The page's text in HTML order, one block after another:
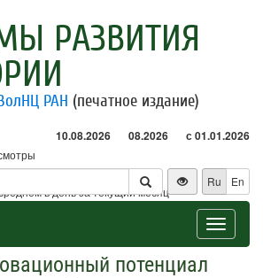
РАЗВИТИЯ
РАН (печатное издание)
10.08.2026 08.2026 с 01.01.2026
в день за текущий месяц
Ru En
Toggle
потенциал